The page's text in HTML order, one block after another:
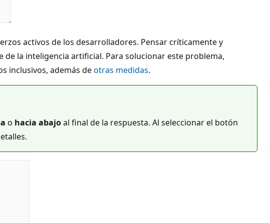
activos de los desarrolladores. Pensar críticamente y
la inteligencia artificial. Para solucionar este problema,
inclusivos, además deotras medidas.
o hacia abajoal final de la respuesta. Al seleccionar el botón